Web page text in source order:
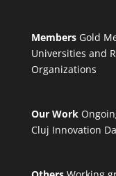
Members Gold
Universities and
Organizations
Our Work
Cluj Innovation